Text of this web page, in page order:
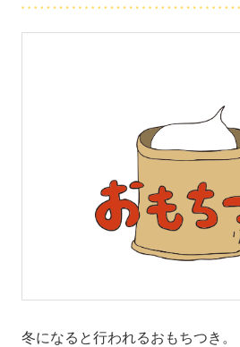
冬になると行われるおもちつき。